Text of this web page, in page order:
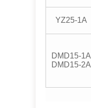
YZ25-1A
DMD15-1A
DMD15-2A